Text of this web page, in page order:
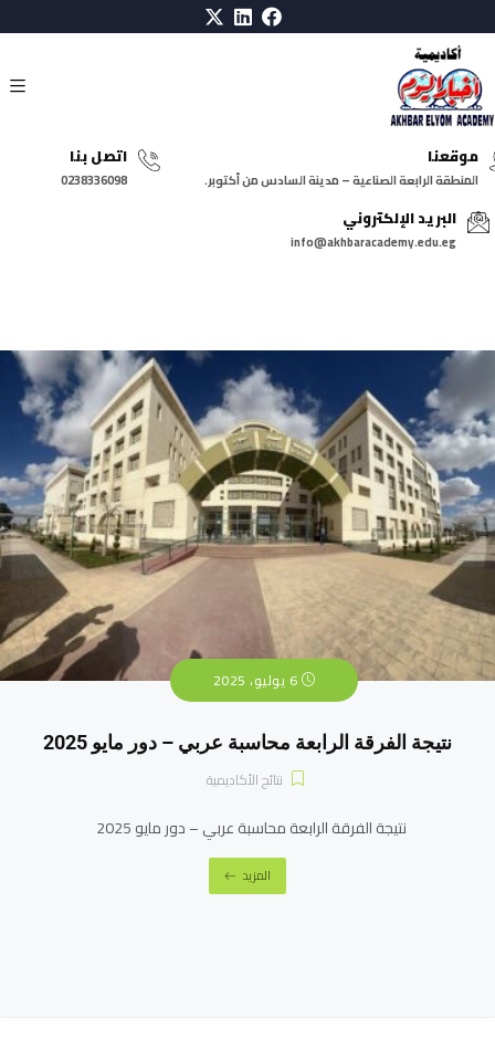
موقعنا
المنطقة الرابعة الصناعية – مدينة السادس من أكتوبر.
اتصل بنا
0238336098
البريد الإلكتروني
info@akhbaracademy.edu.eg
نتيجة الفرقة الرابعة محاسبة عربي – دور مايو 2025
نتائج الأكاديمية
نتيجة الفرقة الرابعة محاسبة عربي – دور مايو 2025
المزيد